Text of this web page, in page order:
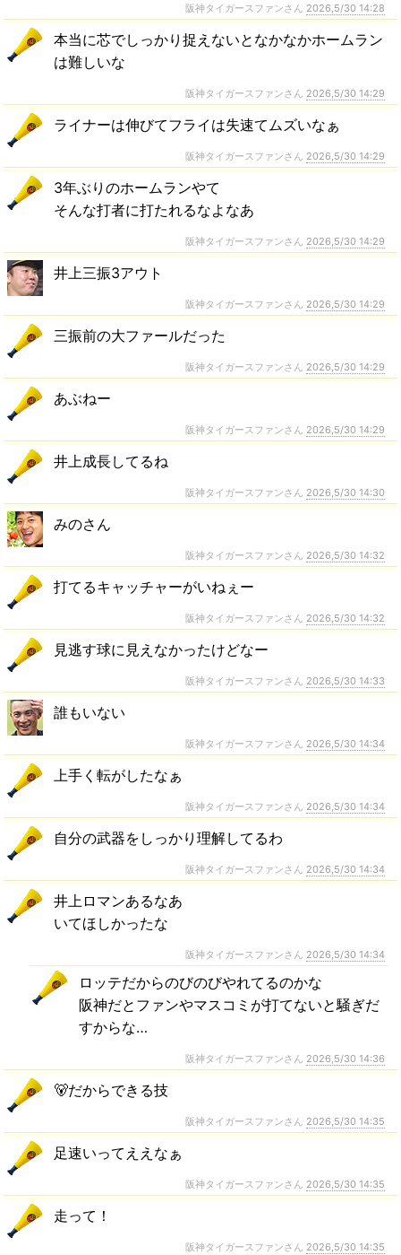
阪神タイガースファンさん 2026,5/30 14:28
本当に芯でしっかり捉えないとなかなかホームラン
は難しいな
阪神タイガースファンさん 2026,5/30 14:29
ライナーは伸びてフライは失速てムズいなぁ
阪神タイガースファンさん 2026,5/30 14:29
3年ぶりのホームランやて
そんな打者に打たれるなよなあ
阪神タイガースファンさん 2026,5/30 14:29
井上三振3アウト
阪神タイガースファンさん 2026,5/30 14:29
三振前の大ファールだった
阪神タイガースファンさん 2026,5/30 14:29
あぶねー
阪神タイガースファンさん 2026,5/30 14:29
井上成長してるね
阪神タイガースファンさん 2026,5/30 14:30
みのさん
阪神タイガースファンさん 2026,5/30 14:32
打てるキャッチャーがいねぇー
阪神タイガースファンさん 2026,5/30 14:32
見逃す球に見えなかったけどなー
阪神タイガースファンさん 2026,5/30 14:33
誰もいない
阪神タイガースファンさん 2026,5/30 14:34
上手く転がしたなぁ
阪神タイガースファンさん 2026,5/30 14:34
自分の武器をしっかり理解してるわ
阪神タイガースファンさん 2026,5/30 14:34
井上ロマンあるなあ
いてほしかったな
阪神タイガースファンさん 2026,5/30 14:34
ロッテだからのびのびやれてるのかな
阪神だとファンやマスコミが打てないと騒ぎだ
すからな…
阪神タイガースファンさん 2026,5/30 14:36
🐻だからできる技
阪神タイガースファンさん 2026,5/30 14:35
足速いってええなぁ
阪神タイガースファンさん 2026,5/30 14:35
走って！
阪神タイガースファンさん 2026,5/30 14:35